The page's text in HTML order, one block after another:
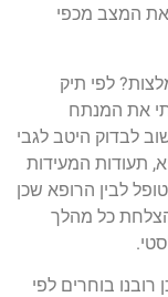
את המצב מכפי
לפי תיק
את המנתח
לבדוק היטב לגבי
תעודות המעידות
לבין הרופא שכן
כל מהלך
בוחרים לפי